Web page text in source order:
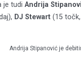
je tudi Andrija
DJ Stewart (15
Andrija Stipanović je